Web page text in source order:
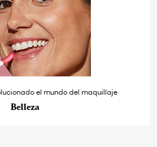
el mundo del maquillaje
Belleza